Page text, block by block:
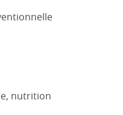
nutrition